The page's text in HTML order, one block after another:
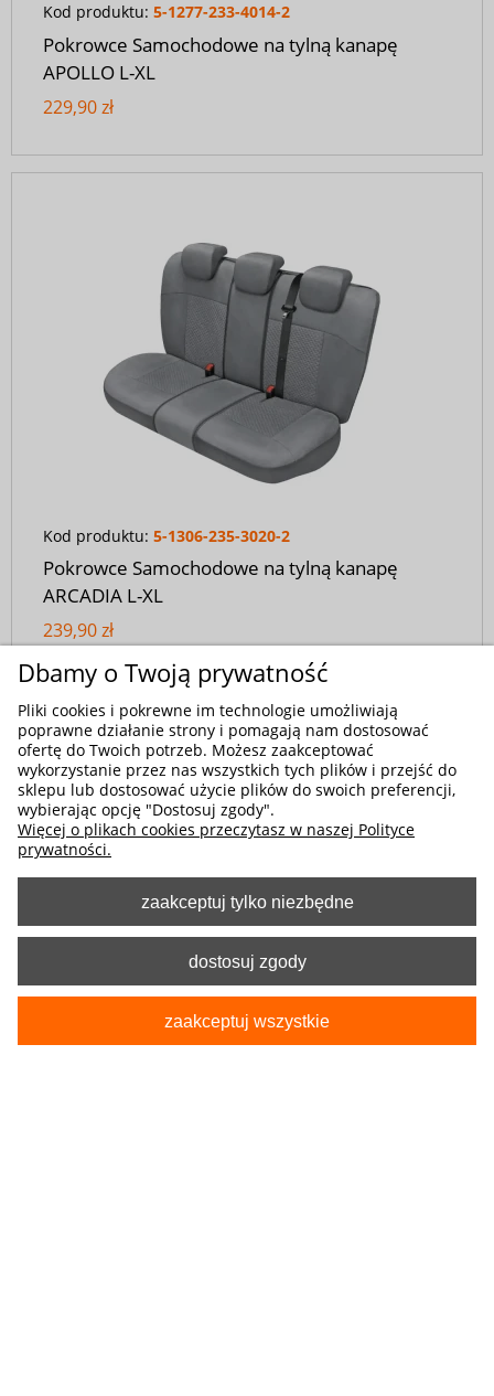
Kod produktu: 5-1277-233-4014-2
Pokrowce Samochodowe na tylną kanapę
APOLLO L-XL
229,90 zł
Kod produktu: 5-1306-235-3020-2
Pokrowce Samochodowe na tylną kanapę
ARCADIA L-XL
239,90 zł
Dbamy o Twoją prywatność
Pliki cookies i pokrewne im technologie umożliwiają
poprawne działanie strony i pomagają nam dostosować
ofertę do Twoich potrzeb. Możesz zaakceptować
wykorzystanie przez nas wszystkich tych plików i przejść do
sklepu lub dostosować użycie plików do swoich preferencji,
wybierając opcję "Dostosuj zgody".
Więcej o plikach cookies przeczytasz w naszej Polityce
prywatności.
zaakceptuj tylko niezbędne
dostosuj zgody
zaakceptuj wszystkie